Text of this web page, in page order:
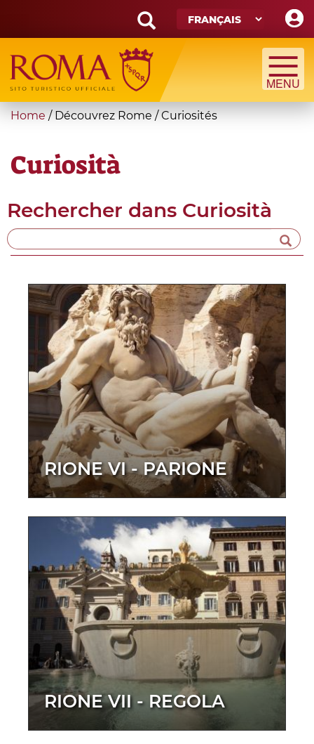
main
content
Search
form
Recherche
You
here
Home / Découvrez Rome /Curiosités
Curiosità
Rechercher dans Curiosità
RIONE VI - PARIONE
RIONE VII - REGOLA